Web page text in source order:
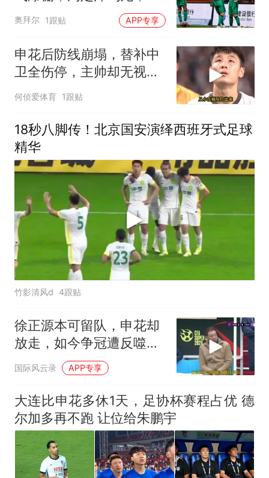
体联赛700球
奥拜尔 1跟贴 APP专享
申花后防线崩塌，替补中
卫全伤停，主帅却无视青
训王牌
何侦爱体育 1跟贴
18秒八脚传！北京国安演绎西班牙式足球
精华
竹影清风d 4跟贴
徐正源本可留队，申花却
放走，如今争冠遭反噬，
悔之晚矣
国际风云录 APP专享
大连比申花多休1天，足协杯赛程占优 德
尔加多再不跑 让位给朱鹏宇